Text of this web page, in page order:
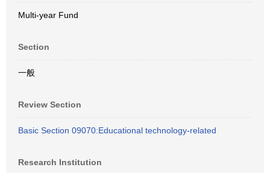
Multi-year Fund
Section
一般
Review Section
Basic Section 09070:Educational technology-related
Research Institution